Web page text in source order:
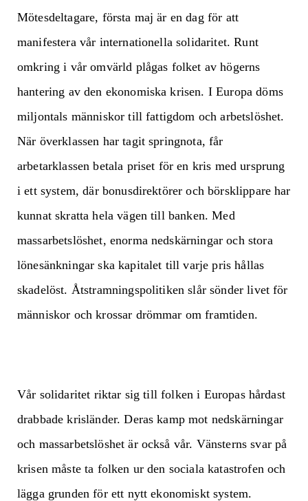
Mötesdeltagare, första maj är en dag för att
manifestera vår internationella solidaritet. Runt
omkring i vår omvärld plågas folket av högerns
hantering av den ekonomiska krisen. I Europa döms
miljontals människor till fattigdom och arbetslöshet.
När överklassen har tagit springnota, får
arbetarklassen betala priset för en kris med ursprung
i ett system, där bonusdirektörer och börsklippare har
kunnat skratta hela vägen till banken. Med
massarbetslöshet, enorma nedskärningar och stora
lönesänkningar ska kapitalet till varje pris hållas
skadelöst. Åtstramningspolitiken slår sönder livet för
människor och krossar drömmar om framtiden.
Vår solidaritet riktar sig till folken i Europas hårdast
drabbade krisländer. Deras kamp mot nedskärningar
och massarbetslöshet är också vår. Vänsterns svar på
krisen måste ta folken ur den sociala katastrofen och
lägga grunden för ett nytt ekonomiskt system.